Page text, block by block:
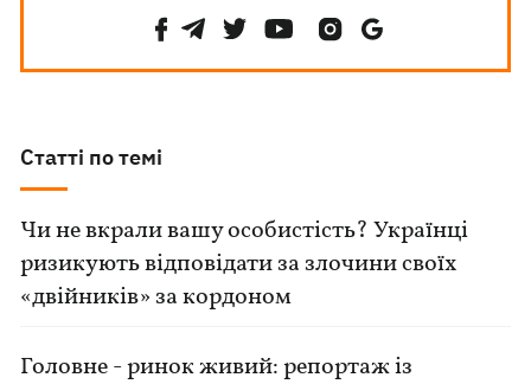
Статті по темі
Чи не вкрали вашу особистість? Українці
ризикують відповідати за злочини своїх
«двійників» за кордоном
Головне - ринок живий: репортаж із